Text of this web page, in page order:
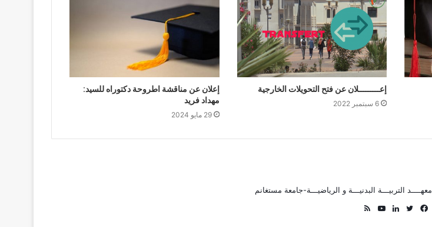
إعـــــــــلان عن فتح التحويلات الخارجية
6 سبتمبر 2022
إعلان عن مناقشة اطروحة دكتوراه للسيد:
مهداد فريد
29 مايو 2024
معهــــد التربيـــة البدنيـــة و الرياضيـــة-جامعة مستغانم
فيسبوك
تويترلينكدإنيوتيوبملخص